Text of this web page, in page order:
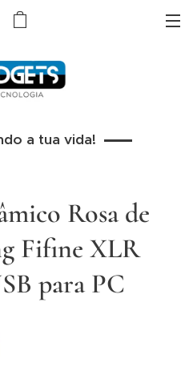
a tua vida!
Rosa de
Fifine XLR
para PC